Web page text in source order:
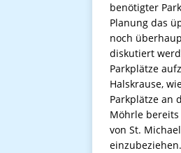
benötigter
Planung das
noch
diskutiert
Parkplätze
Halskrause,
Parkplätze an
Möhrle
von St.